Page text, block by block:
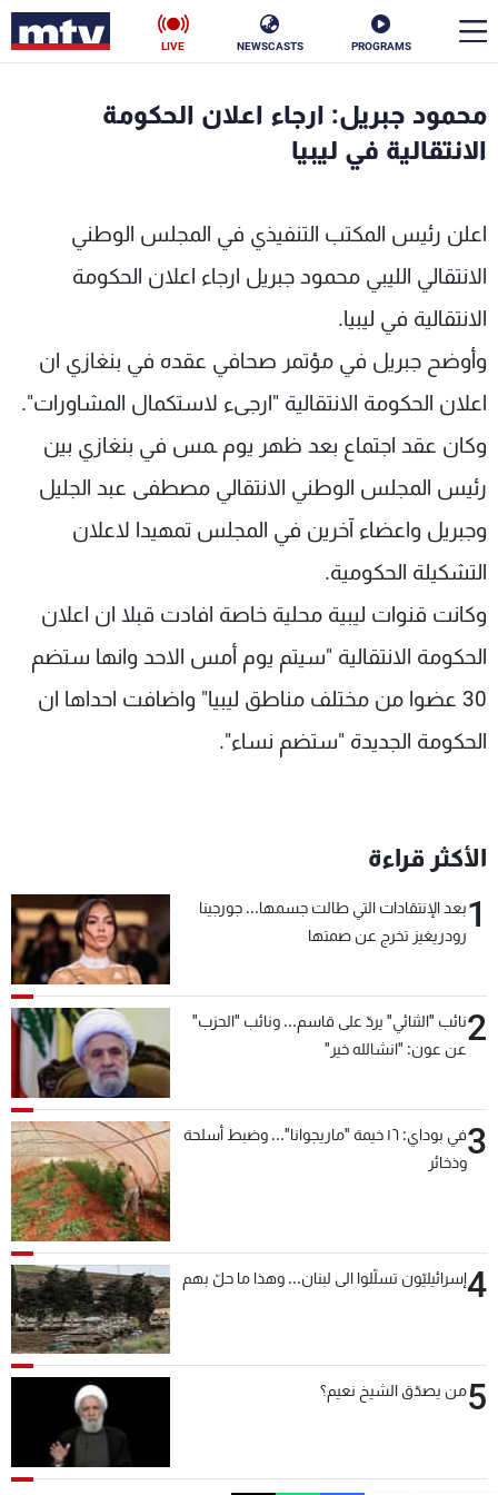
PROGRAMS
NEWSCASTS
LIVE
محمود جبريل: ارجاء اعلان الحكومة
الانتقالية في ليبيا
اعلن رئيس المكتب التنفيذي في المجلس الوطني
الانتقالي الليبي محمود جبريل ارجاء اعلان الحكومة
الانتقالية في ليبيا.
وأوضح جبريل في مؤتمر صحافي عقده في بنغازي ان
اعلان الحكومة الانتقالية "ارجىء لاستكمال المشاورات".
وكان عقد اجتماع بعد ظهر يوم ـمس في بنغازي بين
رئيس المجلس الوطني الانتقالي مصطفى عبد الجليل
وجبريل واعضاء آخرين في المجلس تمهيدا لاعلان
التشكيلة الحكومية.
وكانت قنوات ليبية محلية خاصة افادت قبلا ان اعلان
الحكومة الانتقالية "سيتم يوم أمس الاحد وانها ستضم
30 عضوا من مختلف مناطق ليبيا" واضافت احداها ان
الحكومة الجديدة "ستضم نساء".
الأكثر قراءة
1بعد الإنتقادات التي طالت جسمها... جورجينا
رودريغيز تخرج عن صمتها
2نائب "الثنائي" يردّ على قاسم... ونائب "الحزب"
عن عون: "انشالله خير"
3
في بوداي: ١٦ خيمة "ماريجوانا"... وضبط أسلحة
وذخائر
4إسرائيليّون تسلّلوا الى لبنان... وهذا ما حلّ بهم
5من يصدّق الشيخ نعيم؟
الأخبار
فن
منوعات
كأس العالم
البرامج
جدول البرامج
شاهد البرامج
عن MTV
الإنـتـاج
لاعلاناتكم
وظائف
تواصل معنا
شروط الإسـتخدام
سياسة الخصوصية